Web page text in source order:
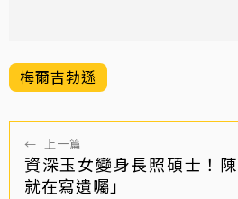
梅爾吉勃遜
← 上一篇
資深玉女變身長照碩士！
就在寫遺囑」